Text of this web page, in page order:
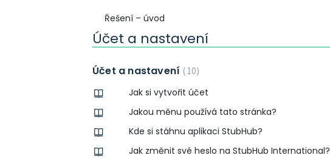
Řešení – úvod
Účet a nastavení
Účet a nastavení
10
Jak si vytvořit účet
Jakou měnu používá tato stránka?
Kde si stáhnu aplikaci StubHub?
Jak změnit své heslo na StubHub International?